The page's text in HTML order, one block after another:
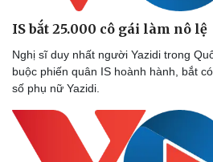
IS bắt 25.000 cô gái làm nô lệ
Nghị sĩ duy nhất người Yazidi trong
buộc phiến quân IS hoành hành, bắt
số phụ nữ Yazidi.